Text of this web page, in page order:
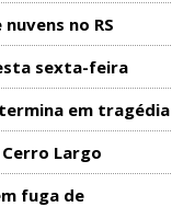
no RS
sexta-feira
em tragédia
Largo
fuga de